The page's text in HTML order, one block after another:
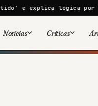
por trás de GTA…
Notícias Críticas
Cinema